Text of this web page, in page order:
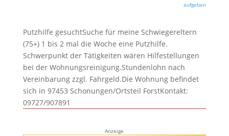
aufgeben
Putzhilfe gesuchtSuche für meine Schwiegereltern
(75+) 1 bis 2 mal die Woche eine Putzhilfe.
Schwerpunkt der Tätigkeiten wären Hilfestellungen
bei der Wohnungsreinigung.Stundenlohn nach
Vereinbarung zzgl. Fahrgeld.Die Wohnung befindet
sich in 97453 Schonungen/Ortsteil ForstKontakt:
09727/907891
Anzeige